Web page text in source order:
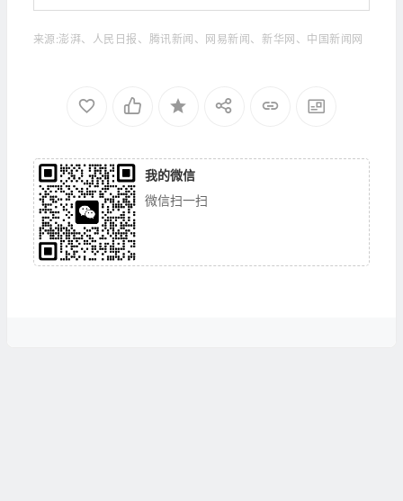
来源:澎湃、人民日报、腾讯新闻、网易新闻、新华网、中国新闻网
我的微信
微信扫一扫